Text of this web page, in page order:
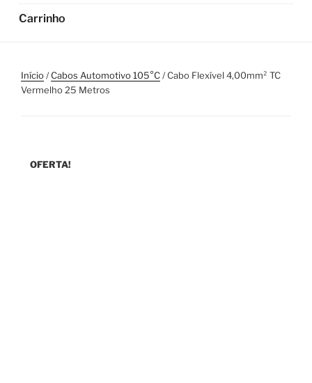
Carrinho
Início/Cabos Automotivo 105°C/ Cabo Flexível 4,00mm² TC
Vermelho 25 Metros
OFERTA!